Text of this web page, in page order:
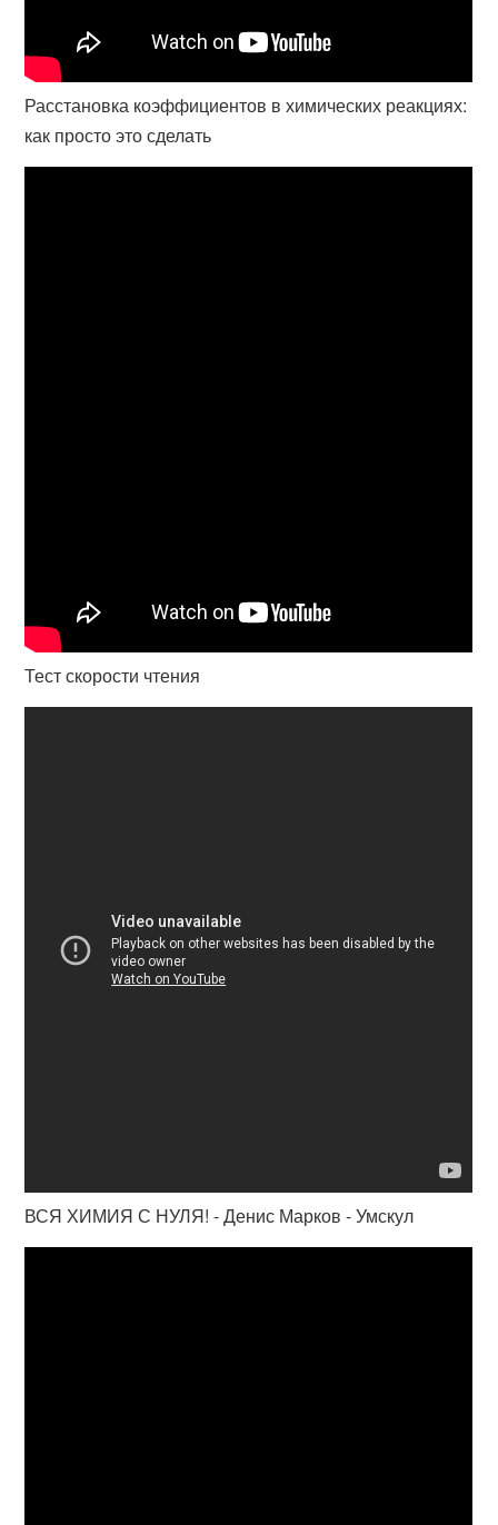
Расстановка коэффициентов в химических реакциях:
как просто это сделать
Тест скорости чтения
ВСЯ ХИМИЯ С НУЛЯ! - Денис Марков - Умскул